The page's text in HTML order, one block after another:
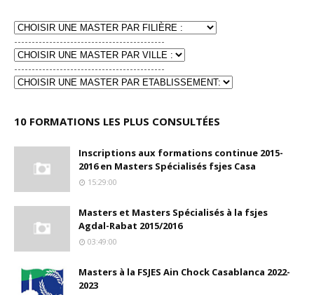
-------------------------------------------
-------------------------------------------
10 FORMATIONS LES PLUS CONSULTÉES
Inscriptions aux formations continue 2015-
2016 en Masters Spécialisés fsjes Casa
15:29:00
Masters et Masters Spécialisés à la fsjes
Agdal-Rabat 2015/2016
03:49:00
Masters à la FSJES Ain Chock Casablanca 2022-
2023